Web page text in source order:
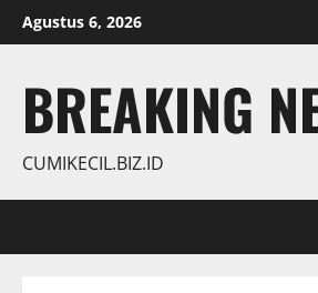
Skip
to
Agustus 6, 2026
BREAKING
CUMIKECIL.BIZ.ID